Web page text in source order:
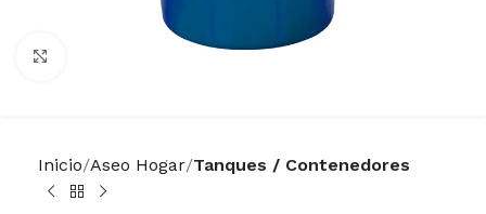
Inicio Aseo Hogar Tanques / Contenedores